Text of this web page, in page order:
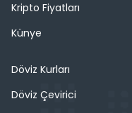
Kripto Fiyatları
Künye
Döviz Kurları
Döviz Çevirici